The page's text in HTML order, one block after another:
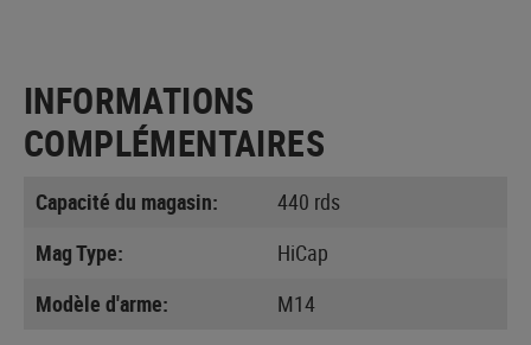
INFORMATIONS
COMPLÉMENTAIRES
Capacité du magasin:
440 rds
Mag Type:
HiCap
Modèle d'arme:
M14